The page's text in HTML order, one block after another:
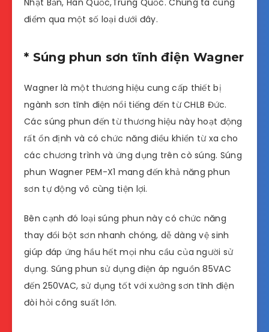
Nhật Bản, Hàn Quốc,Trung Quốc. Chúng ta cùng
điểm qua một số loại dưới đây.
* Súng phun sơn tĩnh điện Wagner
Wagner là một thương hiệu cung cấp thiết bị
ngành sơn tĩnh điện nổi tiếng đến từ CHLB Đức.
Các súng phun đến từ thương hiệu này hoạt động
rất ổn định và có chức năng điều khiển từ xa cho
các chương trình và ứng dụng trên cò súng. Súng
phun Wagner PEM-X1 mang đến khả năng phun
sơn tự động vô cùng tiện lợi.
Bên cạnh đó loại súng phun này có chức năng
thay đổi bột sơn nhanh chóng, dễ dàng vệ sinh
giúp đáp ứng hầu hết mọi nhu cầu của người sử
dụng. Súng phun sử dụng điện áp nguồn 85VAC
đến 250VAC, sử dụng tốt với xưởng sơn tĩnh điện
đòi hỏi công suất lớn.